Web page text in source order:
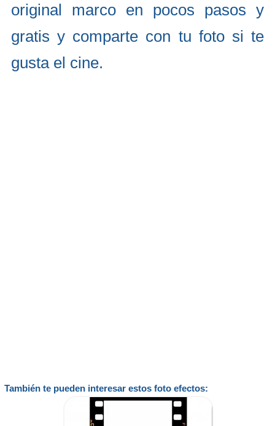
original marco en pocos pasos y
gratis y comparte con tu foto si te
gusta el cine.
También te pueden interesar estos foto efectos: